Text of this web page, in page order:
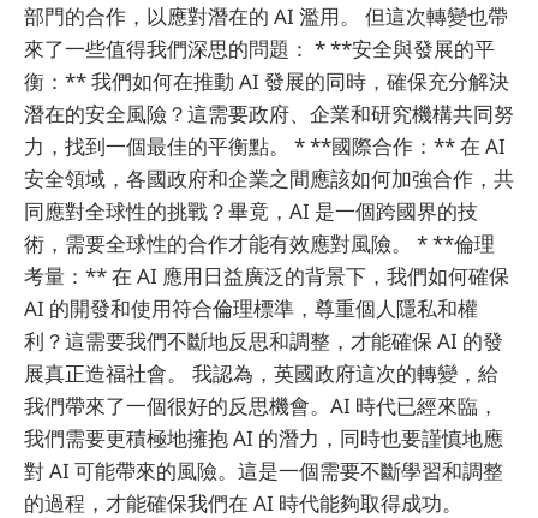
部門的合作，以應對潛在的 AI 濫用。 但這次轉變也帶
來了一些值得我們深思的問題： * **安全與發展的平
衡：** 我們如何在推動 AI 發展的同時，確保充分解決
潛在的安全風險？這需要政府、企業和研究機構共同努
力，找到一個最佳的平衡點。 * **國際合作：** 在 AI
安全領域，各國政府和企業之間應該如何加強合作，共
同應對全球性的挑戰？畢竟，AI 是一個跨國界的技
術，需要全球性的合作才能有效應對風險。 * **倫理
考量：** 在 AI 應用日益廣泛的背景下，我們如何確保
AI 的開發和使用符合倫理標準，尊重個人隱私和權
利？這需要我們不斷地反思和調整，才能確保 AI 的發
展真正造福社會。 我認為，英國政府這次的轉變，給
我們帶來了一個很好的反思機會。AI 時代已經來臨，
我們需要更積極地擁抱 AI 的潛力，同時也要謹慎地應
對 AI 可能帶來的風險。這是一個需要不斷學習和調整
的過程，才能確保我們在 AI 時代能夠取得成功。